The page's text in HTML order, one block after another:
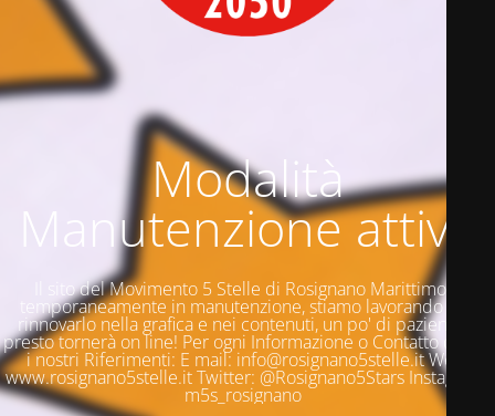
Modalità
Manutenzione attiva
Il sito del Movimento 5 Stelle di Rosignano Marittimo è
temporaneamente in manutenzione, stiamo lavorando per
rinnovarlo nella grafica e nei contenuti, un po' di pazienza e
presto tornerà on line! Per ogni Informazione o Contatto questi
i nostri Riferimenti: E mail: info@rosignano5stelle.it Web:
www.rosignano5stelle.it Twitter: @Rosignano5Stars Instagram:
m5s_rosignano